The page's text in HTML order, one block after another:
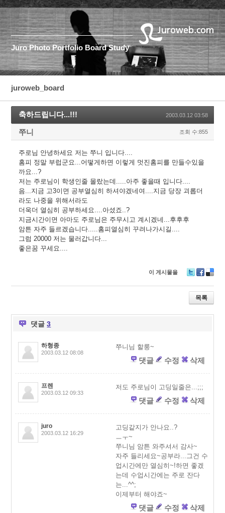
Juro Photo Portfolio Board Study
juroweb_board
축하드립니다...!!! 2003.03.12 03:58
쭈니 조회 수:855
주로님 안녕하세요 저는 쭈니 입니다....
홈피 정말 부럽군요...어떻게하면 이렇게 멋진홈피를 만들수있을
까요...?
저는 주로님이 학생인줄 몰랐는데.....아주 좋을때 입니다....
음...지금 고3이면 공부열심히 하셔야겠네여....지금 당장 괴롭더
라도 나중을 위해서라도
더욱더 열심히 공부하세요....아셨죠..?
지금시간이면 아마도 주로님은 주무시고 계시겠네...후후후
암튼 자주 들르겠습니다.....홈피열심히 꾸려나가시길....
그럼 20000 저는 물러갑니다...
좋은꿈 꾸세요....
이 게시물을
wi
er
ac
e
b
eli
ci
o
목록
댓글3
하형종
2003.03.12 08:08
쭈니님 할룽~
댓글 수정 삭제
프렌
2003.03.12 09:33
저도 주로님이 고딩일줄은...;;;
댓글 수정 삭제
juro
2003.03.12 16:29
고딩같지가 안나요..?
ㅡㅜ~
쭈니님 암튼 와주셔서 감사~
자주 들리세요~공부라...그건 수
업시간에만 열심히~!하면 좋겠
는데 수업시간에는 주로 잔다
는...^^;
이제부터 해야죠~
댓글 수정 삭제